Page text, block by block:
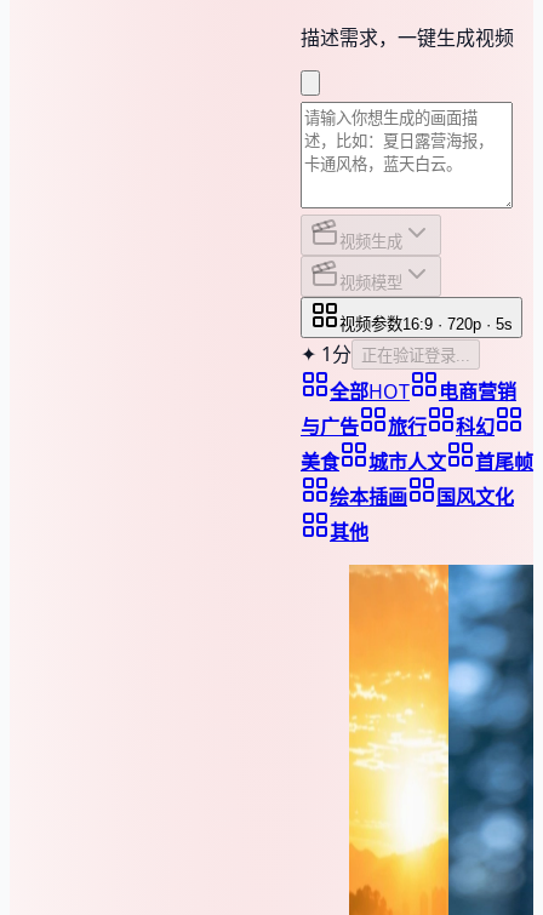
描述需求，一键生成视频
视频生成
视频模型
视频参数16:9 · 720p · 5s
✦ 1分 正在验证登录...
全部HOT
电商营销
与广告
旅行
科幻
美食
城市人文
首尾帧
绘本插画
国风文化
其他